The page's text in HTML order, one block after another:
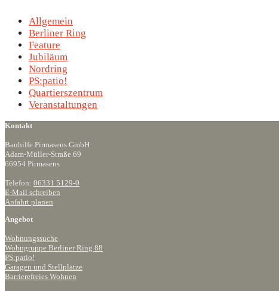
Allgemein
Berliner Ring
Feature
Jubiläum
Nordring
PS:patio!
Quartierszentrum
Veranstaltungen
Kontakt
Bauhilfe Pirmasens GmbH
Adam-Müller-Straße 69
66954 Pirmasens
Telefon: 06331 5129-0
E-Mail schreiben
Anfahrt planen
Angebot
Wohnungssuche
Wohngruppe Berliner Ring 88
PS:patio!
Garagen und Stellplätze
Barrierefreies Wohnen